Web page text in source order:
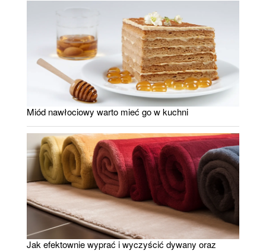
Miód nawłociowy warto mieć go w kuchni
Jak efektownie wyprać i wyczyścić dywany oraz